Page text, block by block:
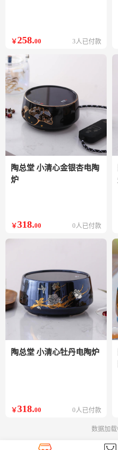
￥258.00 3人已付款
陶总堂 小清心金银杏电陶
炉
￥318.00 0人已付款
陶总堂 小清心牡丹电陶炉
￥318.00 0人已付款
数据加